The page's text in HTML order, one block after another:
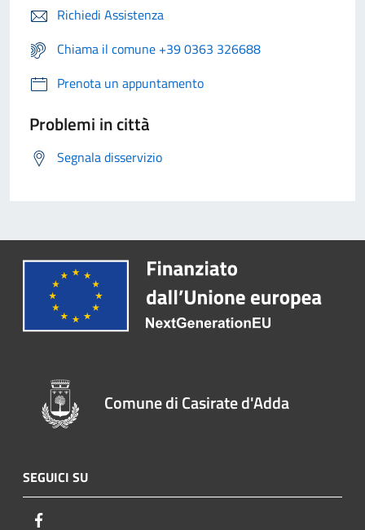
Richiedi Assistenza
Chiama il comune +39 0363 326688
Prenota un appuntamento
Problemi in città
Segnala disservizio
Comune di Casirate d'Adda
SEGUICI SU